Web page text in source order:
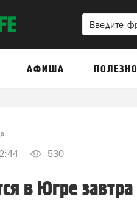
АФИША ПОЛЕЗНО
530
в Югре завтра